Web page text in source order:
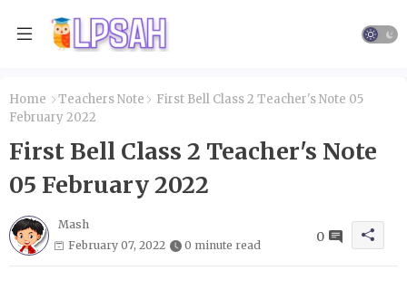
Home Teachers Note
First Bell Class 2 Teacher's Note 05
February 2022
First Bell Class 2 Teacher's Note
05 February 2022
Mash
February 07, 2022
0 minute read
0